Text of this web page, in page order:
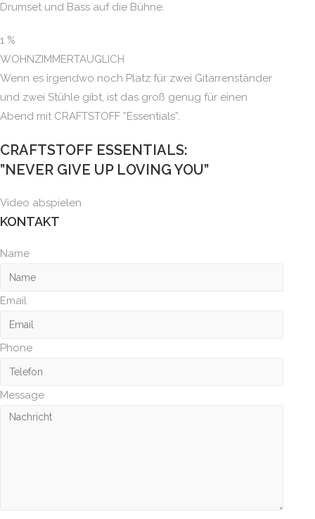
Drumset und Bass auf die Bühne.
1 %
WOHNZIMMERTAUGLICH
Wenn es irgendwo noch Platz für zwei Gitarrenständer
und zwei Stühle gibt, ist das groß genug für einen
Abend mit CRAFTSTOFF ”Essentials”.
CRAFTSTOFF ESSENTIALS:
”NEVER GIVE UP LOVING YOU”
Video abspielen
KONTAKT
Name
Email
Phone
Message